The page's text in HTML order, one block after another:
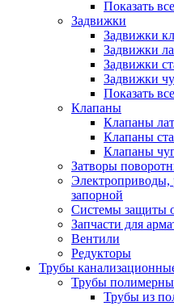
Показать все
Задвижки
Задвижки
Задвижки
Задвижки
Задвижки
Показать все
Клапаны
Клапаны
Клапаны
Клапаны
Затворы
Электроприводы,
запорной
Системы защиты
Запчасти для
Вентили
Редукторы
Трубы
Трубы
Трубы из